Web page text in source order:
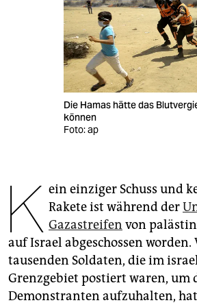
veranstaltungen
abo
genossenschaft
epaper login
Die Hamas hätte das
können
Foto: ap
K ein einziger Schuss und
Rakete ist während der
Gazastreifen von
auf Israel abgeschossen worden.
tausenden Soldaten, die im
Grenzgebiet postiert waren, um
Demonstranten aufzuhalten,